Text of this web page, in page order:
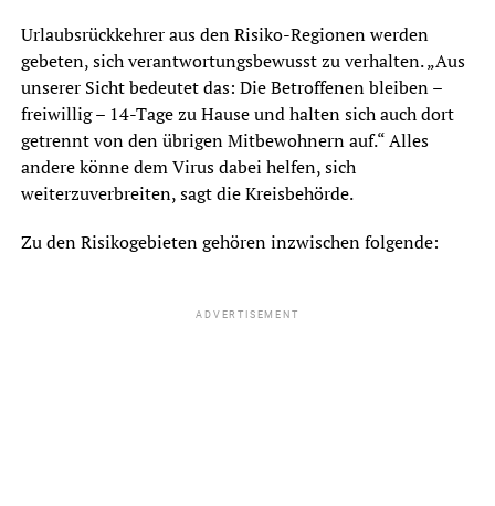
Urlaubsrückkehrer aus den Risiko-Regionen werden
gebeten, sich verantwortungsbewusst zu verhalten. „Aus
unserer Sicht bedeutet das: Die Betroffenen bleiben –
freiwillig – 14-Tage zu Hause und halten sich auch dort
getrennt von den übrigen Mitbewohnern auf.“ Alles
andere könne dem Virus dabei helfen, sich
weiterzuverbreiten, sagt die Kreisbehörde.
Zu den Risikogebieten gehören inzwischen folgende:
ADVERTISEMENT